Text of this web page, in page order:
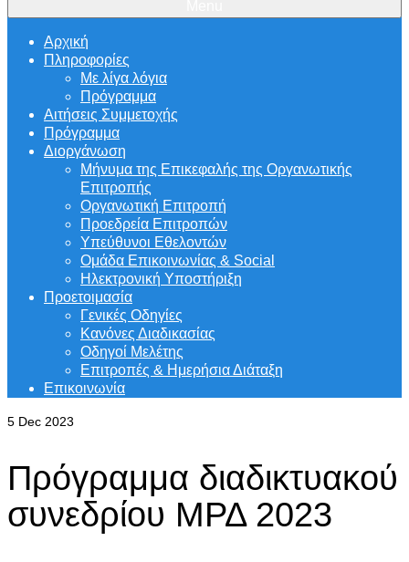
Αρχική
Πληροφορίες
Με λίγα λόγια
Πρόγραμμα
Αιτήσεις Συμμετοχής
Πρόγραμμα
Διοργάνωση
Μήνυμα της Επικεφαλής της Οργανωτικής
Επιτροπής
Οργανωτική Επιτροπή
Προεδρεία Επιτροπών
Υπεύθυνοι Εθελοντών
Ομάδα Επικοινωνίας & Social
Ηλεκτρονική Υποστήριξη
Προετοιμασία
Γενικές Οδηγίες
Κανόνες Διαδικασίας
Οδηγοί Μελέτης
Επιτροπές & Ημερήσια Διάταξη
Επικοινωνία
5 Dec 2023
Πρόγραμμα διαδικτυακού
συνεδρίου ΜΡΔ 2023